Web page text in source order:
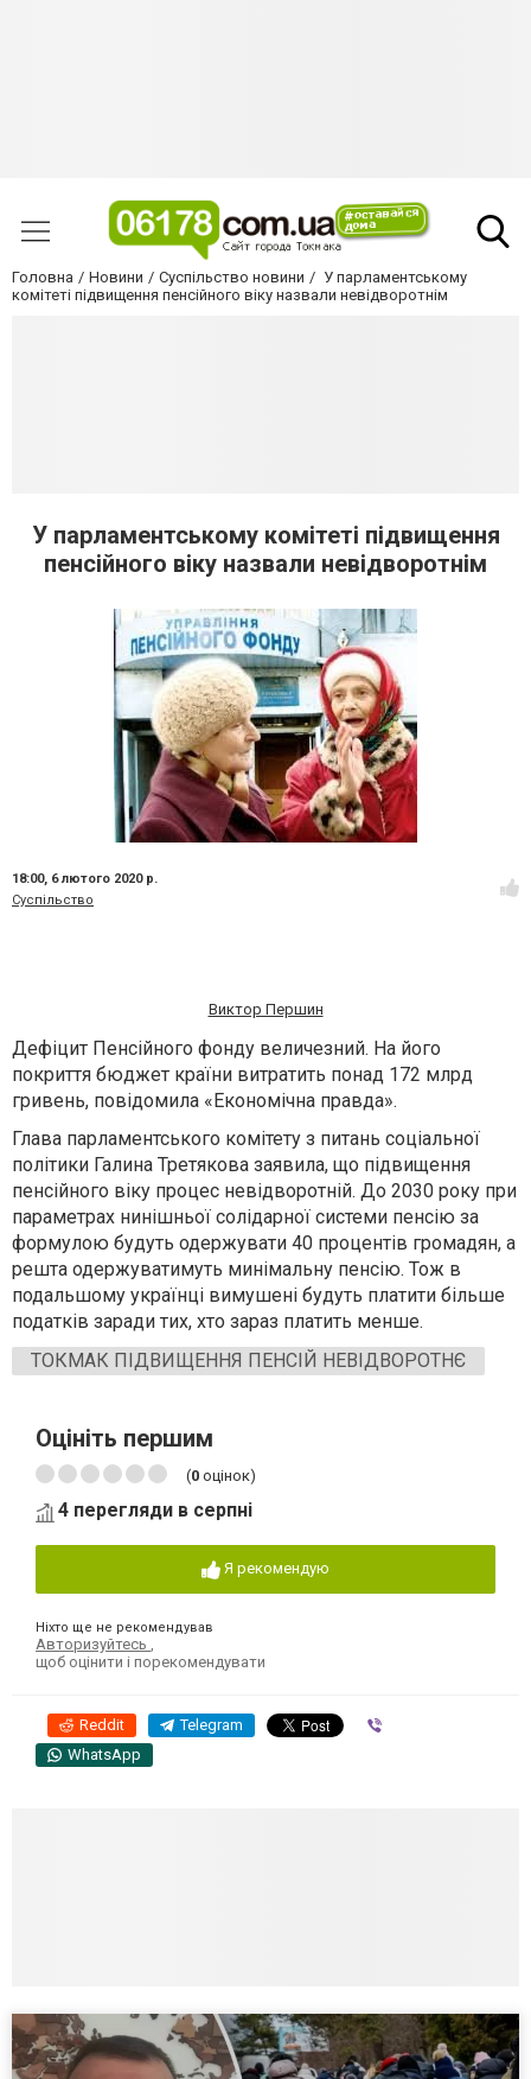
Головна Новини Суспільство новини
У парламентському
комітеті підвищення пенсійного віку назвали невідворотнім
У парламентському комітеті підвищення
пенсійного віку назвали невідворотнім
18:00, 6 лютого 2020 р.
Суспільство
Виктор Першин
Дефіцит Пенсійного фонду величезний. На його
покриття бюджет країни витратить понад 172 млрд
гривень, повідомила «Економічна правда».
Глава парламентського комітету з питань соціальної
політики Галина Третякова заявила, що підвищення
пенсійного віку процес невідворотній. До 2030 року при
параметрах нинішньої солідарної системи пенсію за
формулою будуть одержувати 40 процентів громадян, а
решта одержуватимуть минімальну пенсію. Тож в
подальшому українці вимушені будуть платити більше
податків заради тих, хто зараз платить менше.
ТОКМАК ПІДВИЩЕННЯ ПЕНСІЙ НЕВІДВОРОТНЄ
Оцініть першим
(0 оцінок)
4 перегляди в серпні
Я рекомендую
Ніхто ще не рекомендував
Авторизуйтесь ,
щоб оцінити і порекомендувати
Reddit Telegram
WhatsApp